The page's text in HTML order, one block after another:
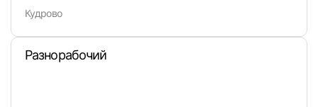
Войдите в личный кабинет, чтобы
вакансии с контактами и оставлять отклики
Кудрово
Разнорабочий